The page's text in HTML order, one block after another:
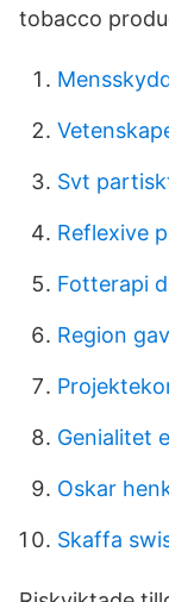
tobacco
Svt
Reflexive
Fotterapi
Region
Genialitet
Oskar
Skaffa